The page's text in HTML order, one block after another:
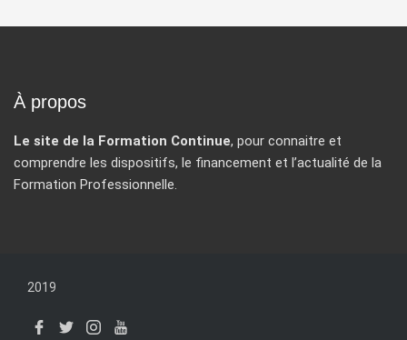
À propos
Le site de la Formation Continue, pour connaitre et
comprendre les dispositifs, le financement et l’actualité de la
Formation Professionnelle.
2019